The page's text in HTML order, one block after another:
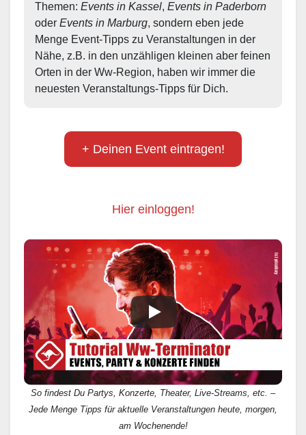
Themen: Events in Kassel, Events in Paderborn
oder Events in Marburg, sondern eben jede
Menge Event-Tipps zu Veranstaltungen in der
Nähe, z.B. in den unzähligen kleinen aber feinen
Orten in der Ww-Region, haben wir immer die
neuesten Veranstaltungs-Tipps für Dich.
+ Deinen Event eintragen!
Hier einloggen!
So findest Du Partys, Konzerte, Theater, Live-Streams, etc. –
Jede Menge Tipps für aktuelle Veranstaltungen heute, morgen,
am Wochenende!